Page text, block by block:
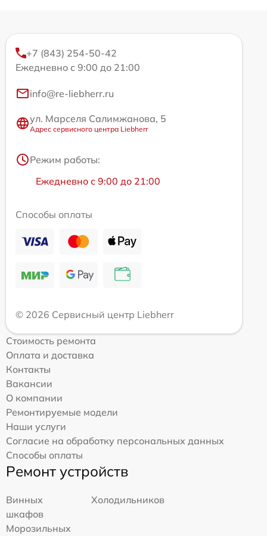
+7 (843) 254-50-42
Ежедневно с 9:00 до 21:00
info@re-liebherr.ru
ул. Марселя Салимжанова, 5
Адрес сервисного центра Liebherr
Режим работы:
Ежедневно с 9:00 до 21:00
Способы оплаты
© 2026 Сервисный центр Liebherr
Стоимость ремонта
Оплата и доставка
Контакты
Вакансии
О компании
Ремонтируемые модели
Наши услуги
Согласие на обработку персональных данных
Способы оплаты
Ремонт устройств
Винных
шкафов
Холодильников
Морозильных